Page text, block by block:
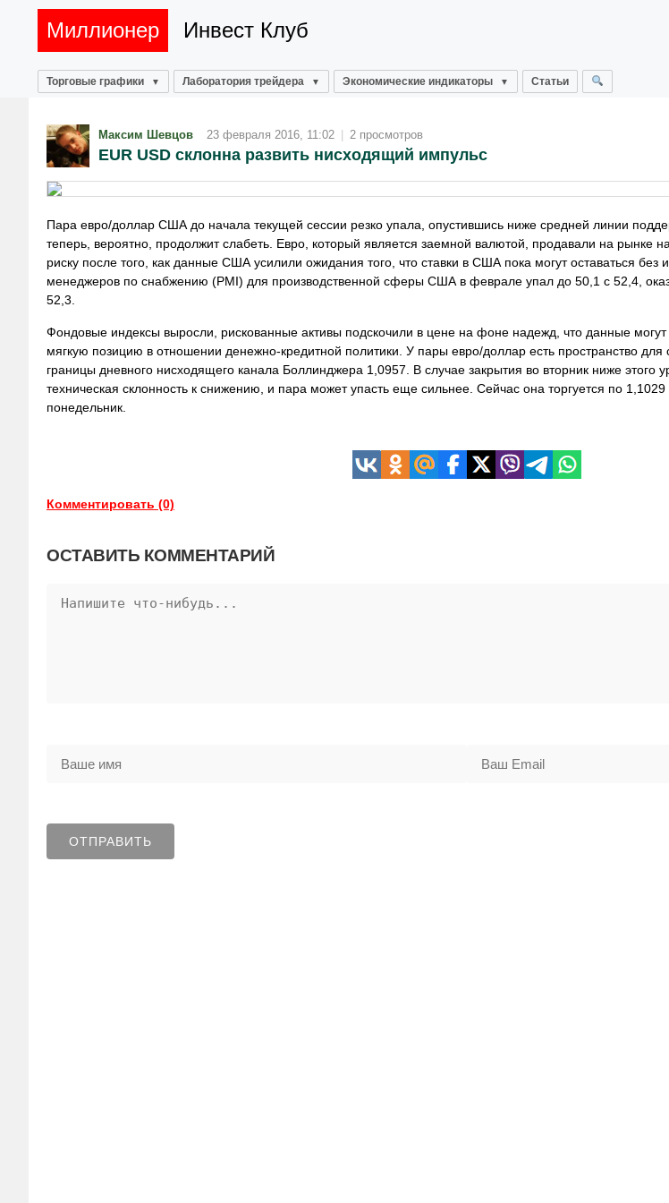
Миллионер Инвест Клуб
Торговые графики Лаборатория трейдера Экономические индикаторы Статьи
Максим Шевцов 23 февраля 2016, 11:02 | 2 просмотров
EUR USD склонна развить нисходящий импульс
Пара евро/доллар США до начала текущей сессии резко упала, опустившись ниже средней линии
теперь, вероятно, продолжит слабеть. Евро, который является заемной валютой, продавали на рынке
риску после того, как данные США усилили ожидания того, что ставки в США пока могут оставаться
менеджеров по снабжению (PMI) для производственной сферы США в феврале упал до 50,1 с 52,4,
52,3.
Фондовые индексы выросли, рискованные активы подскочили в цене на фоне надежд, что данные
мягкую позицию в отношении денежно-кредитной политики. У пары евро/доллар есть пространство
границы дневного нисходящего канала Боллинджера 1,0957. В случае закрытия во вторник ниже этого
техническая склонность к снижению, и пара может упасть еще сильнее. Сейчас она торгуется по
понедельник.
Комментировать (0)
ОСТАВИТЬ КОММЕНТАРИЙ